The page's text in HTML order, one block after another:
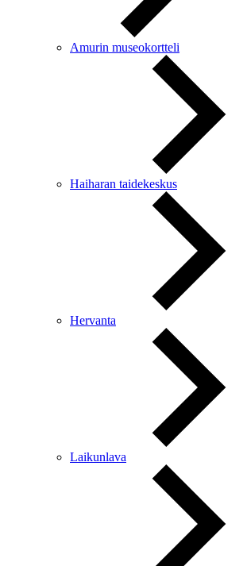
Amurin museokortteli
Haiharan taidekeskus
Hervanta
Laikunlava